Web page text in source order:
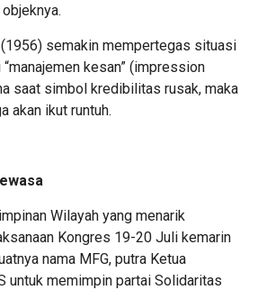
semakin mempertegas situasi
kesan” (impression
saat simbol kredibilitas rusak, maka
akan ikut runtuh.
Wilayah yang menarik
Kongres 19-20 Juli kemarin
nama MFG, putra Ketua
untuk memimpin partai Solidaritas